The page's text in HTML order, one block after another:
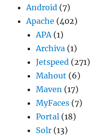
Android (7)
Apache (402)
APA(1)
Archiva (1)
Jetspeed (271)
Mahout (6)
Maven (17)
MyFaces (7)
Portal (18)
Solr (13)